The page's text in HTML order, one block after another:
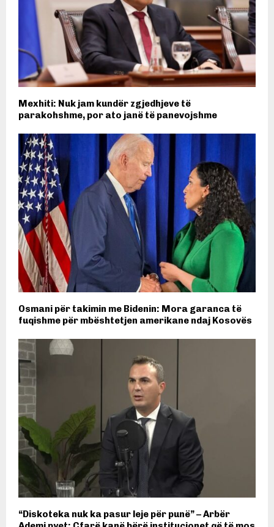
Mexhiti: Nuk jam kundër zgjedhjeve të
parakohshme, por ato janë të panevojshme
Osmani për takimin me Bidenin: Mora garanca të
fuqishme për mbështetjen amerikane ndaj Kosovës
“Diskoteka nuk ka pasur leje për punë” – Arbër